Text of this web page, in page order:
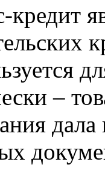
кредит
–